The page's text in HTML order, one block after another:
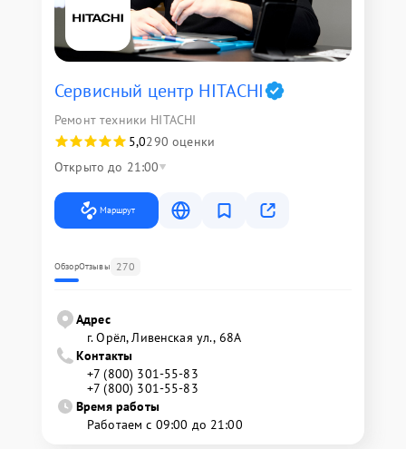
Сервисный центр HITACHI
Ремонт техники HITACHI
5,0290 оценки
Открыто до 21:00
Маршрут
ОбзорОтзывы 270
Адрес
г. Орёл, Ливенская ул., 68А
Контакты
+7 (800) 301-55-83
+7 (800) 301-55-83
Время работы
Работаем с 09:00 до 21:00